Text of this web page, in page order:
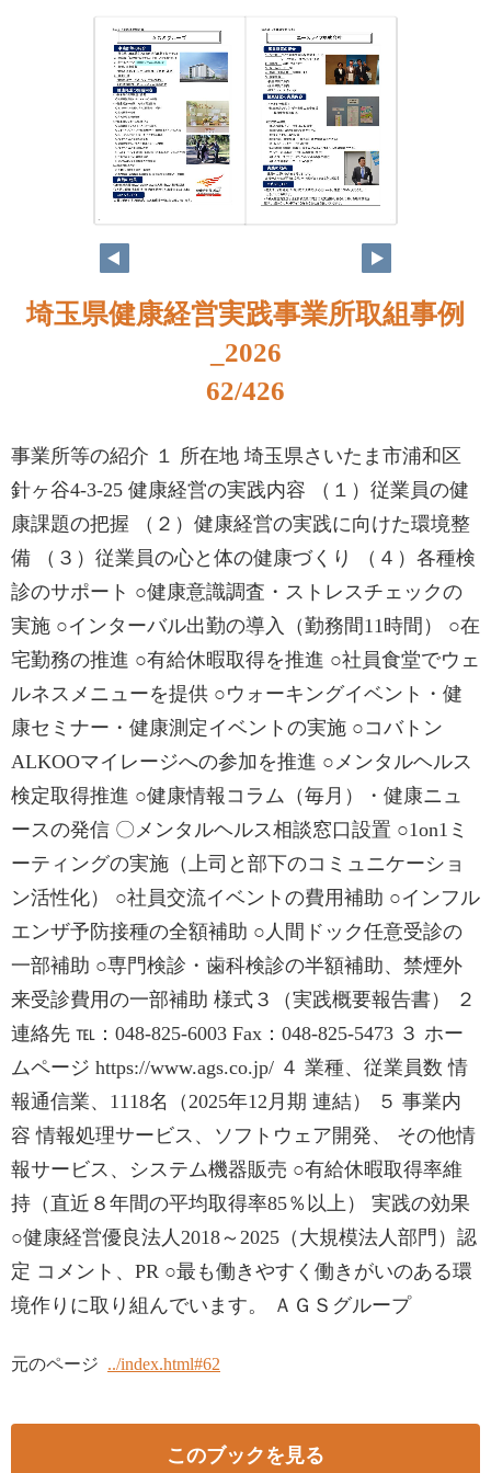
46
埼玉県健康経営実践事業所取組事例
_2026
62/426
事業所等の紹介 １ 所在地 埼玉県さいたま市浦和区
針ヶ谷4-3-25 健康経営の実践内容 （１）従業員の健
康課題の把握 （２）健康経営の実践に向けた環境整
備 （３）従業員の心と体の健康づくり （４）各種検
診のサポート ○健康意識調査・ストレスチェックの
実施 ○インターバル出勤の導入（勤務間11時間） ○在
宅勤務の推進 ○有給休暇取得を推進 ○社員食堂でウェ
ルネスメニューを提供 ○ウォーキングイベント・健
康セミナー・健康測定イベントの実施 ○コバトン
ALKOOマイレージへの参加を推進 ○メンタルヘルス
検定取得推進 ○健康情報コラム（毎月）・健康ニュ
ースの発信 〇メンタルヘルス相談窓口設置 ○1on1ミ
ーティングの実施（上司と部下のコミュニケーショ
ン活性化） ○社員交流イベントの費用補助 ○インフル
エンザ予防接種の全額補助 ○人間ドック任意受診の
一部補助 ○専門検診・歯科検診の半額補助、禁煙外
来受診費用の一部補助 様式３（実践概要報告書） ２
連絡先 ℡：048-825-6003 Fax：048-825-5473 ３ ホー
ムページ https://www.ags.co.jp/ ４ 業種、従業員数 情
報通信業、1118名（2025年12月期 連結） ５ 事業内
容 情報処理サービス、ソフトウェア開発、 その他情
報サービス、システム機器販売 ○有給休暇取得率維
持（直近８年間の平均取得率85％以上） 実践の効果
○健康経営優良法人2018～2025（大規模法人部門）認
定 コメント、PR ○最も働きやすく働きがいのある環
境作りに取り組んでいます。 ＡＧＳグループ
元のページ ../index.html#62
このブックを見る